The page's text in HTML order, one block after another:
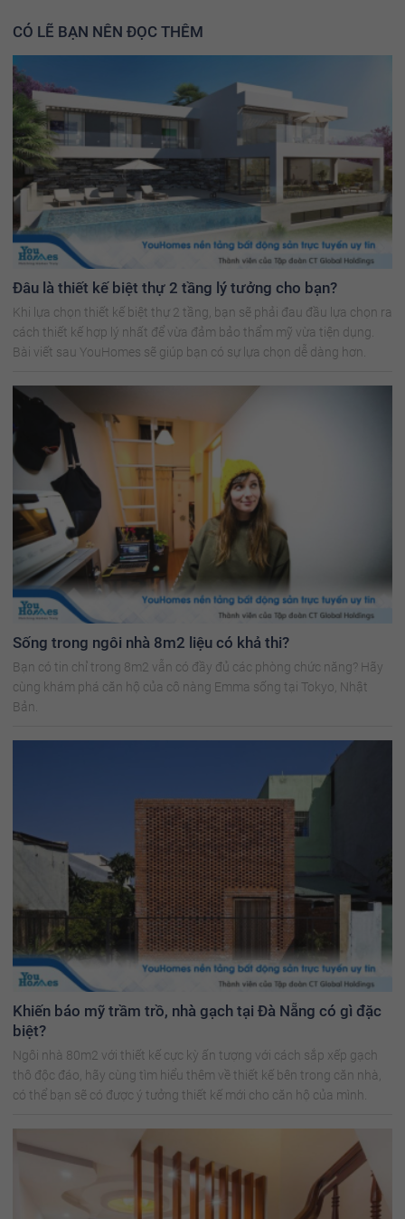
CÓ LẼ BẠN NÊN ĐỌC THÊM
Đâu là thiết kế biệt thự 2 tầng lý tưởng cho bạn?
Khi lựa chọn thiết kế biệt thự 2 tầng, bạn sẽ phải đau đầu lựa chọn ra
cách thiết kế hợp lý nhất để vừa đảm bảo thẩm mỹ vừa tiện dụng.
Bài viết sau YouHomes sẽ giúp bạn có sự lựa chọn dễ dàng hơn.
Sống trong ngôi nhà 8m2 liệu có khả thi?
Bạn có tin chỉ trong 8m2 vẫn có đầy đủ các phòng chức năng? Hãy
cùng khám phá căn hộ của cô nàng Emma sống tại Tokyo, Nhật
Bản.
Khiến báo mỹ trầm trồ, nhà gạch tại Đà Nẵng có gì đặc
biệt?
Ngôi nhà 80m2 với thiết kế cực kỳ ấn tượng với cách sắp xếp gạch
thô độc đáo, hãy cùng tìm hiểu thêm về thiết kế bên trong căn nhà,
có thể bạn sẽ có được ý tưởng thiết kế mới cho căn hộ của mình.